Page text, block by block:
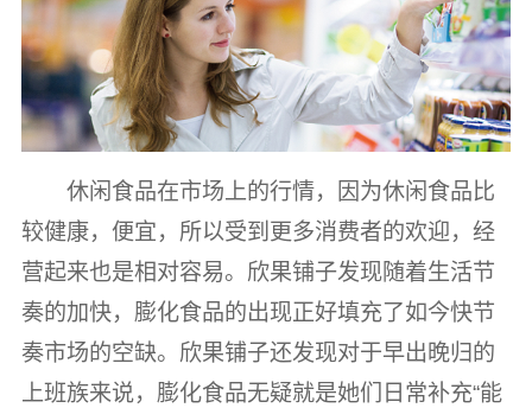
休闲食品在市场上的行情，因为休闲食品比
较健康，便宜，所以受到更多消费者的欢迎，经
营起来也是相对容易。欣果铺子发现随着生活节
奏的加快，膨化食品的出现正好填充了如今快节
奏市场的空缺。欣果铺子还发现对于早出晚归的
上班族来说，膨化食品无疑就是她们日常补充“能